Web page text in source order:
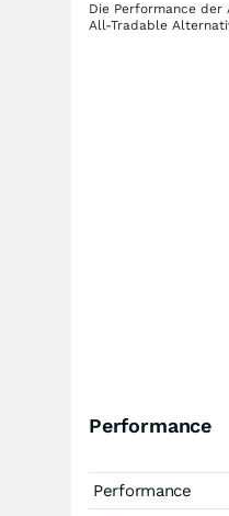
Die Performance der
All-Tradable
Performance
Performance